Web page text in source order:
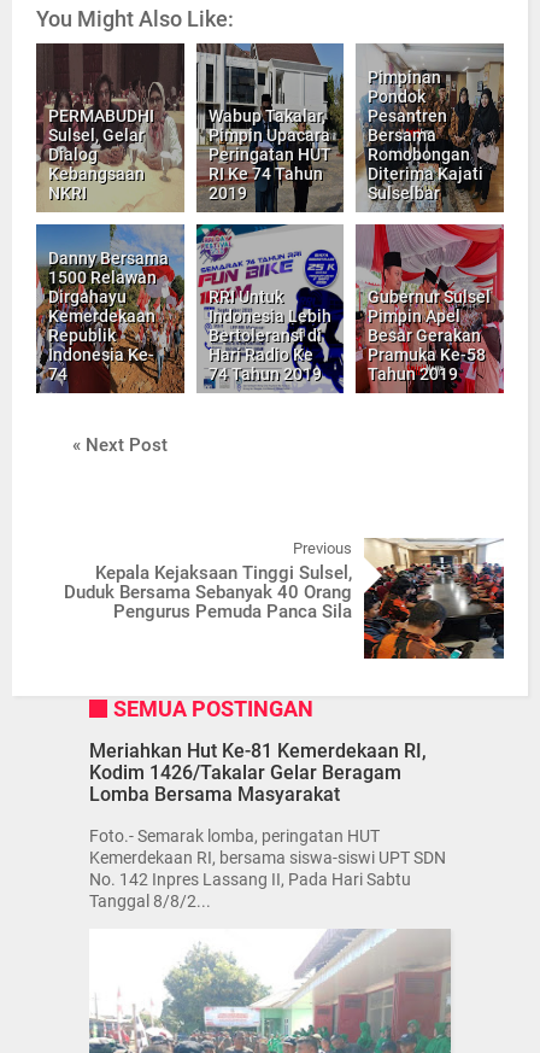
You Might Also Like:
PERMABUDHI
Sulsel, Gelar
Dialog
Kebangsaan
NKRI
Wabup Takalar,
Pimpin Upacara
Peringatan HUT
RI Ke 74 Tahun
2019
Pimpinan
Pondok
Pesantren
Bersama
Romobongan
Diterima Kajati
Sulselbar
Danny Bersama
1500 Relawan
Dirgahayu
Kemerdekaan
Republik
Indonesia Ke-
74
RRI Untuk
Indonesia Lebih
Bertoleransi di
Hari Radio Ke
74 Tahun 2019
Gubernur Sulsel
Pimpin Apel
Besar Gerakan
Pramuka Ke-58
Tahun 2019
« Next Post
Previous
Kepala Kejaksaan Tinggi Sulsel,
Duduk Bersama Sebanyak 40 Orang
Pengurus Pemuda Panca Sila
SEMUA POSTINGAN
Meriahkan Hut Ke-81 Kemerdekaan RI,
Kodim 1426/Takalar Gelar Beragam
Lomba Bersama Masyarakat
Foto.- Semarak lomba, peringatan HUT
Kemerdekaan RI, bersama siswa-siswi UPT SDN
No. 142 Inpres Lassang II, Pada Hari Sabtu
Tanggal 8/8/2...